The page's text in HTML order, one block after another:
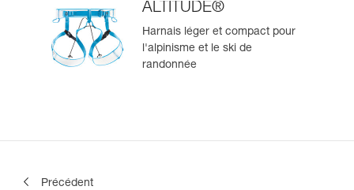
ALTITUDE®
Harnais léger et compact pour
l'alpinisme et le ski de
randonnée
Précédent